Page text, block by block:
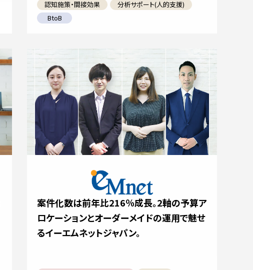
認知施策・間接効果
分析サポート(人的支援)
BtoB
案件化数は前年比216％成長。2軸の予算ア
ロケーションとオーダーメイドの運用で魅せ
るイーエムネットジャパン。